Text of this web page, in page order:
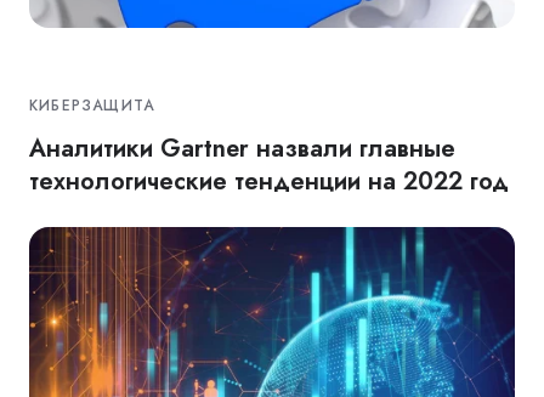
КИБЕРЗАЩИТА
Аналитики Gartner назвали главные
технологические тенденции на 2022 год